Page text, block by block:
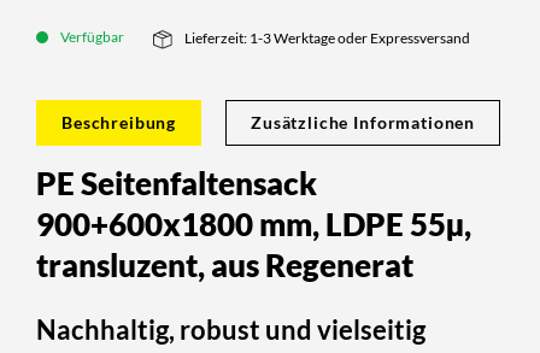
Verfügbar Lieferzeit: 1-3 Werktage oder Expressversand
Beschreibung Zusätzliche Informationen
PE Seitenfaltensack
900+600x1800 mm, LDPE 55µ,
transluzent, aus Regenerat
Nachhaltig, robust und vielseitig